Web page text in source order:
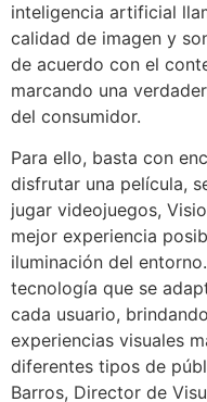
inteligencia artificial
calidad de imagen y
de acuerdo con el
marcando una
del consumidor.
Para ello, basta con
disfrutar una película,
jugar videojuegos,
mejor experiencia
iluminación del
tecnología que se
cada usuario,
experiencias visuales
diferentes tipos de
Barros, Director de